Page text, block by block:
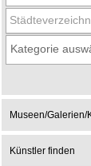
Museen/Galerien/
Künstler finden